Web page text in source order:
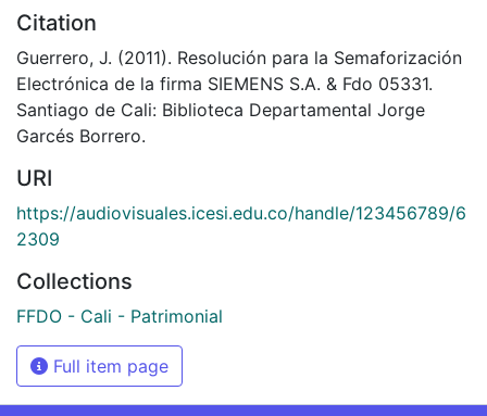
Citation
Guerrero, J. (2011). Resolución para la Semaforización
Electrónica de la firma SIEMENS S.A. & Fdo 05331.
Santiago de Cali: Biblioteca Departamental Jorge
Garcés Borrero.
URI
https://audiovisuales.icesi.edu.co/handle/123456789/6
2309
Collections
FFDO - Cali - Patrimonial
Full item page